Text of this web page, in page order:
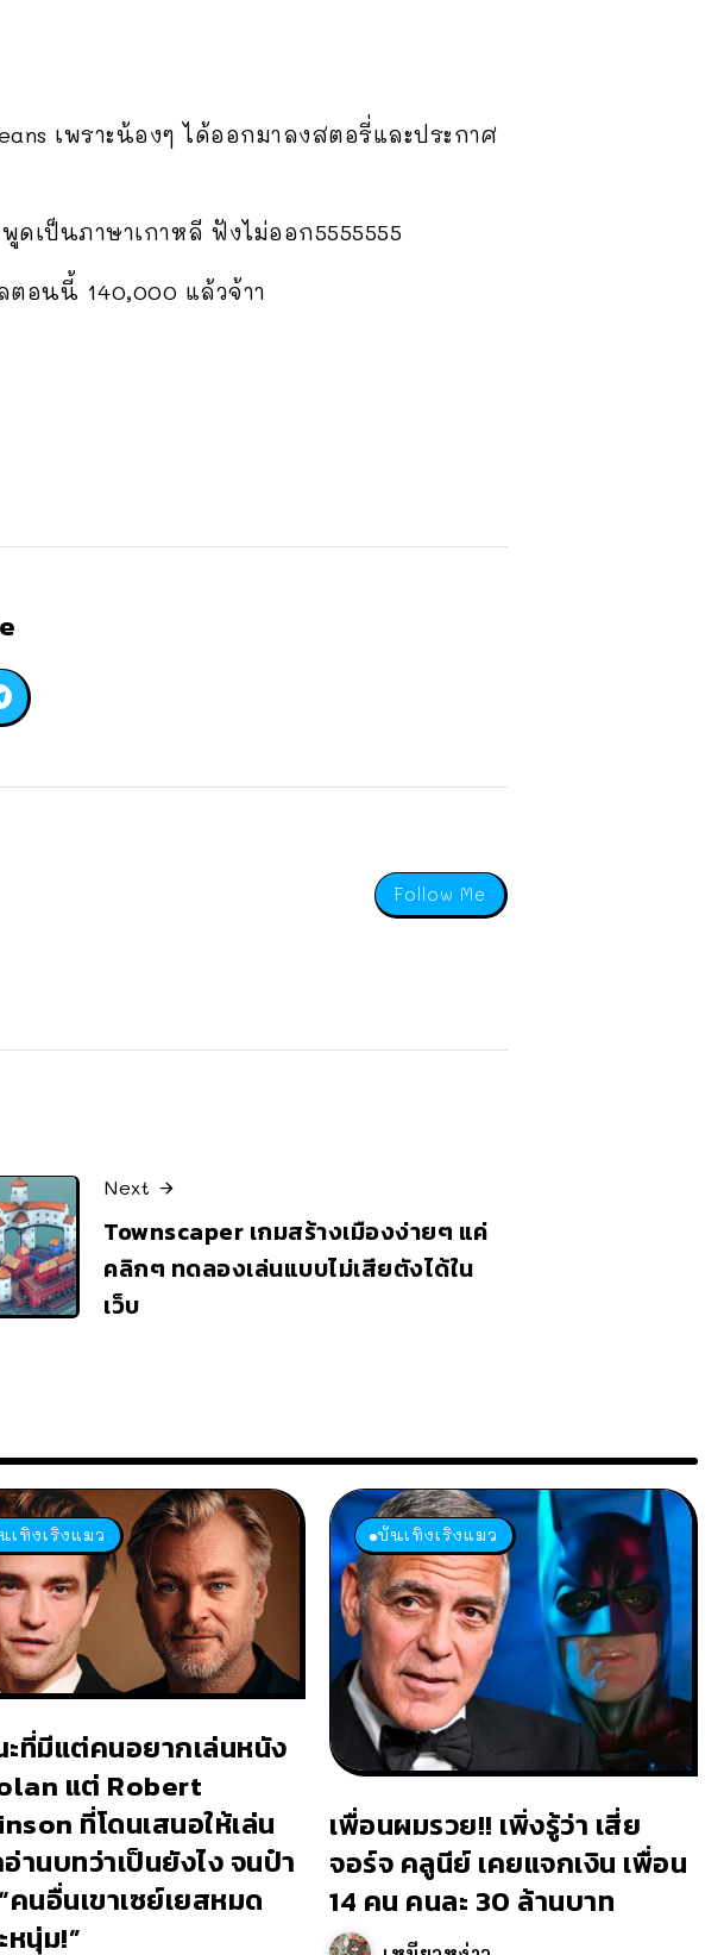
เพราะน้องๆ ได้ออกมาลงสตอรี่และประกาศ
เป็นภาษาเกาหลี ฟังไม่ออก5555555
อนนี้ 140,000 แล้วจ้าา
Follow Me
Next
Townscaper เกมสร้างเมืองง่ายๆ แค่
คลิกๆ ทดลองเล่นแบบไม่เสียตังได้ใน
เว็บ
เทิงเริงแมว
ที่มีแต่คนอยากเล่นหนัง
แต่ Robert
ที่โดนเสนอให้เล่น
านบทว่าเป็นยังไง จนป๋า
คนอื่นเขาเซย์เยสหมด
หนุ่ม!”
บันเทิงเริงแมว
เพื่อนผมรวย!! เพิ่งรู้ว่า เสี่ย
จอร์จ คลูนีย์ เคยแจกเงิน เพื่อน
14 คน คนละ 30 ล้านบาท